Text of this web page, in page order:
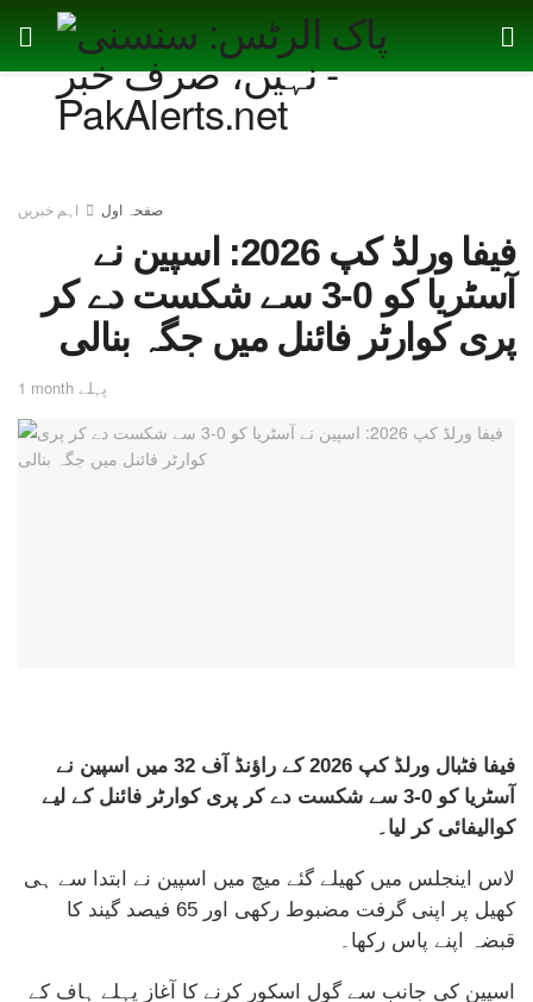
صفحہ اول اہم خبریں
فیفا ورلڈ کپ 2026: اسپین نے
آسٹریا کو 0-3 سے شکست دے کر
پری کوارٹر فائنل میں جگہ بنالی
1 month پہلے
فیفا فٹبال ورلڈ کپ 2026 کے راؤنڈ آف 32 میں اسپین نے
آسٹریا کو 0-3 سے شکست دے کر پری کوارٹر فائنل کے لیے
کوالیفائی کر لیا۔
لاس اینجلس میں کھیلے گئے میچ میں اسپین نے ابتدا سے ہی
کھیل پر اپنی گرفت مضبوط رکھی اور 65 فیصد گیند کا
قبضہ اپنے پاس رکھا۔
اسپین کی جانب سے گول اسکور کرنے کا آغاز پہلے ہاف کے